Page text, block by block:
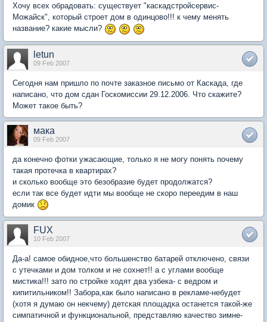
Хочу всех обрадовать: существует "каскадстройсервис-
Можайск", который строет дом в одинцово!!! к чему менять
название? какие мысли?
letun
09 Feb 2007
Cегодня нам пришло по почте заказное письмо от Каскада, где
написано, что дом сдан Госкомиссии 29.12.2006. Что скажите?
Может такое быть?
мака
09 Feb 2007
да конечно фотки ужасающие, только я не могу понять почему
такая протечка в квартирах?
и сколько вообще это безобразие будет продолжатся?
если так все будет идти мы вообще не скоро переедим в наш
домик
FUX
10 Feb 2007
Да-а! самое обидное,что большенство батарей отключено, связи
с утечками и дом толком и не сохнет!! а с углами вообще
мистика!!! зато по стройке ходят два узбека- с ведром и
кипитильником!! Забора,как было написано в рекламе-небудет
(хотя я думаю он некчему) детская площадка останется такой-же
симпатичной и функциональной, представляю качество зимне-